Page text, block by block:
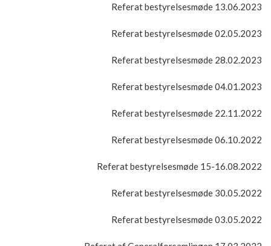
Referat bestyrelsesmøde 13.06.2023
Referat bestyrelsesmøde 02.05.2023
Referat bestyrelsesmøde 28.02.2023
Referat bestyrelsesmøde 04.01.2023
Referat bestyrelsesmøde 22.11.2022
Referat bestyrelsesmøde 06.10.2022
Referat bestyrelsesmøde 15-16.08.2022
Referat bestyrelsesmøde 30.05.2022
Referat bestyrelsesmøde 03.05.2022